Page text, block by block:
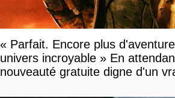
« Parfait. Encore plus
univers incroyable » En
nouveauté gratuite digne d'un